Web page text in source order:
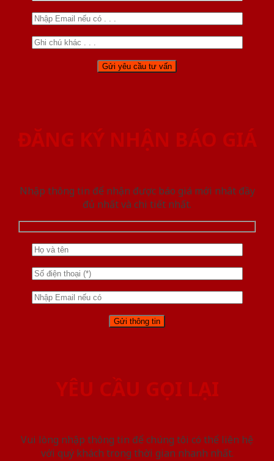
ĐĂNG KÝ NHẬN BÁO GIÁ
Nhập thông tin để nhận được báo giá mới nhât đầy
đủ nhất và chi tiết nhất.
YÊU CẦU GỌI LẠI
Vui lòng nhập thông tin để chúng tôi có thể liên hệ
với quý khách trong thời gian nhanh nhất.